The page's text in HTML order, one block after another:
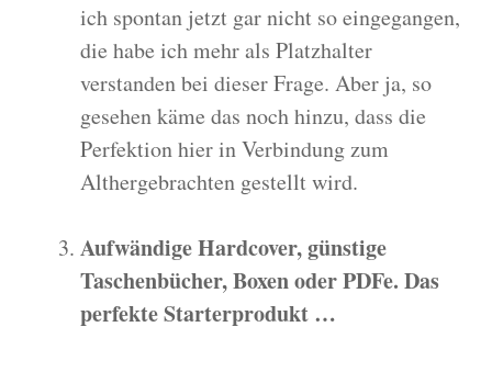
ich spontan jetzt gar nicht so eingegangen,
die habe ich mehr als Platzhalter
verstanden bei dieser Frage. Aber ja, so
gesehen käme das noch hinzu, dass die
Perfektion hier in Verbindung zum
Althergebrachten gestellt wird.
Aufwändige Hardcover, günstige
Taschenbücher, Boxen oder PDFe. Das
perfekte Starterprodukt …